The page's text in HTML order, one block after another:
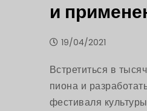
и
19/04/2021
Встретиться в
пиона и
фестиваля